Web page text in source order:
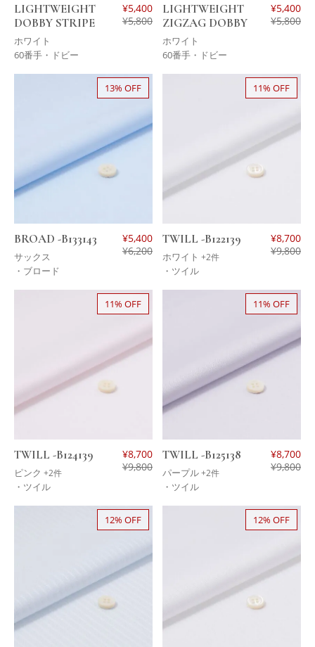
LIGHTWEIGHT
DOBBY STRIPE
ホワイト
¥5,400
¥5,800
60番手・ドビー
LIGHTWEIGHT
ZIGZAG DOBBY
ホワイト
¥5,400
¥5,800
60番手・ドビー
13% OFF
BROAD -B133143
サックス
¥5,400
¥6,200
・ブロード
11% OFF
TWILL -B122139
ホワイト +2件
¥8,700
¥9,800
・ツイル
11% OFF
TWILL -B124139
ピンク +2件
¥8,700
¥9,800
・ツイル
11% OFF
TWILL -B125138
パープル+2件
¥8,700
¥9,800
・ツイル
12% OFF 12% OFF